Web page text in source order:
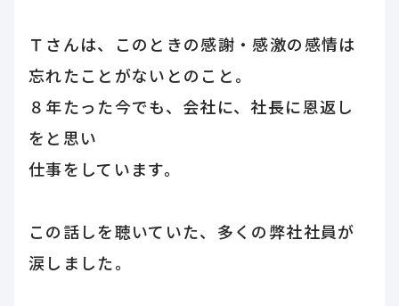
Ｔさんは、このときの感謝・感激の感情は
忘れたことがないとのこと。
８年たった今でも、会社に、社長に恩返し
をと思い
仕事をしています。
この話しを聴いていた、多くの弊社社員が
涙しました。